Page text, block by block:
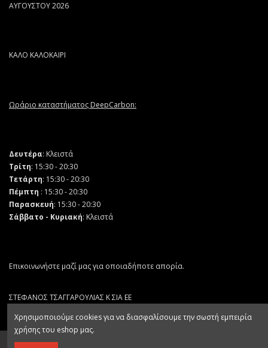
ΑΥΓΟΥΣΤΟΥ 2026
ΚΑΛΟ ΚΑΛΟΚΑΙΡΙ
Ωράριο καταστήματος DeepCarbon:
Δευτέρα: Κλειστά
Τρίτη: 15:30 - 20:30
Τετάρτη: 15:30 - 20:30
Πέμπτη : 15:30 - 20:30
Παρασκευή: 15:30 - 20:30
Σάββατο - Κυριακή: Κλειστά
Επικοινωνήστε μαζί μας για οποιαδήποτε απορία.
ΣΤΕΦΑΝΟΣ ΤΣΑΓΓΑΡΟΥΛΙΑΣ Κ ΣΙΑ ΕΕ
Χρησιμοποιούμε cookies για να διασφαλίσουμε την σωστή εμπειρία
χρήσης του eshop μας.